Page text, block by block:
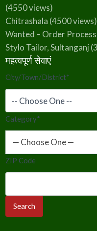
(4550 views)
Chitrashala (4500 views)
Wanted – Order
Stylo Tailor, Sultanganj
महत्वपूर्ण सेवाएं
City/Town/District*
Category*
— Choose One —
ZIP Code